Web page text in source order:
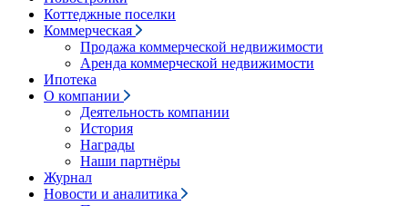
Коттеджные поселки
Коммерческая
Продажа коммерческой недвижимости
Аренда коммерческой недвижимости
Ипотека
О компании
Деятельность компании
История
Награды
Наши партнёры
Журнал
Новости и аналитика